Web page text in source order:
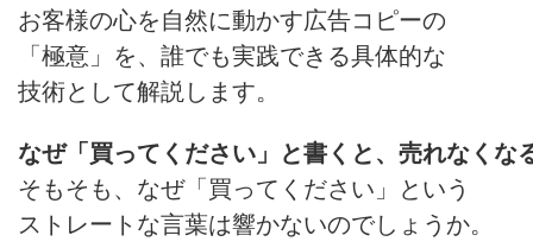
お客様の心を自然に動かす広告コピーの
「極意」を、誰でも実践できる具体的な
技術として解説します。
なぜ「買ってください」と書くと、売れなくな
そもそも、なぜ「買ってください」という
ストレートな言葉は響かないのでしょうか。